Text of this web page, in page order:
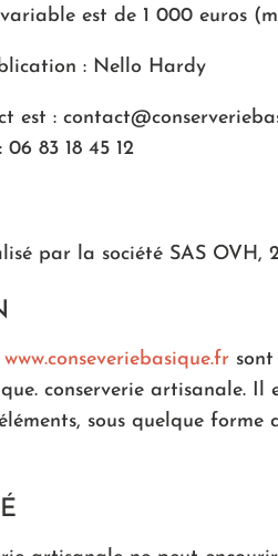
est de 1 000 euros
: Nello Hardy
est :
83 18 45 12
par la société SAS OVH,
www.conseveriebasique.fr
conserverie artisanale.
sous quelque forme